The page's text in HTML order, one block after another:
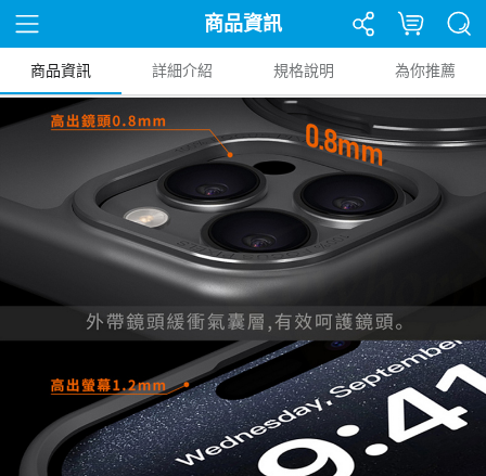
商品資訊
商品資訊 詳細介紹 規格說明 為你推薦